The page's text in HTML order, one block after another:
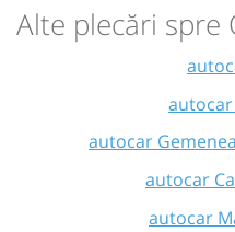
Alte plecări spre
autocar
autocar
autocar
autocar